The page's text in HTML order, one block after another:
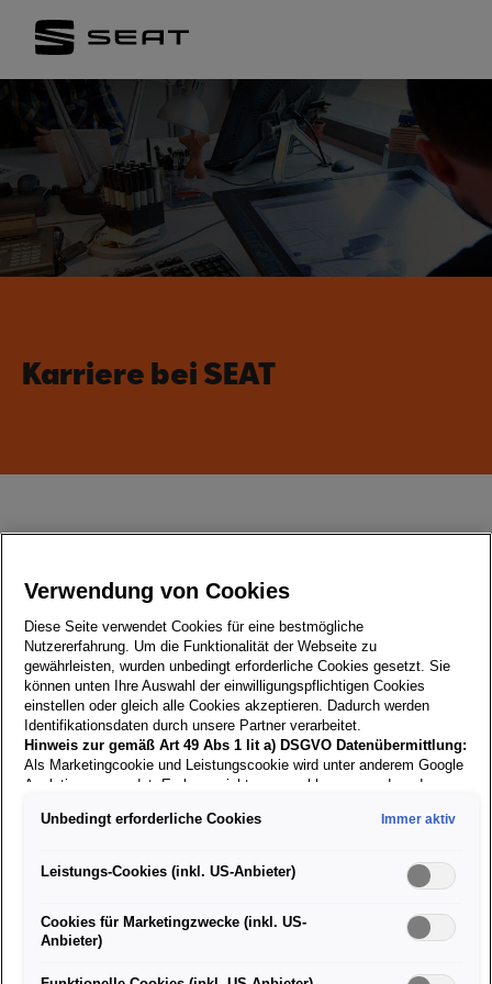
Karriere bei SEAT
Suche
27.04.2026
LKW-Fahrer im
Abschleppdienst/Hauswart
Standorte Bischofshofen und
St. Johann/Pg
Verwendung von Cookies
Diese Seite verwendet Cookies für eine bestmögliche
Nutzererfahrung. Um die Funktionalität der Webseite zu
gewährleisten, wurden unbedingt erforderliche Cookies gesetzt. Sie
können unten Ihre Auswahl der einwilligungspflichtigen Cookies
einstellen oder gleich alle Cookies akzeptieren. Dadurch werden
Identifikationsdaten durch unsere Partner verarbeitet.
Hinweis zur gemäß Art 49 Abs 1 lit a) DSGVO Datenübermittlung:
Als Marketingcookie und Leistungscookie wird unter anderem Google
Analytics verwendet. Es kann nicht ausgeschlossen werden, dass
die USA (insbesondere dort an die Google LLC) weitergibt. In den
gleichwertiges Datenschutzniveau und es fehlt an einem
Angemessenheitsbeschluss der Europäischen Kommission. Hieraus
Betroffener in den USA nicht wirksam durchsetzen können, in den
USA keine Datenschutzgrundsätze bestehen, und weil nicht
Unbedingt erforderliche Cookies Immer aktiv
Leistungs-Cookies (inkl. US-Anbieter)
Cookies für Marketingzwecke (inkl. US-
Anbieter)